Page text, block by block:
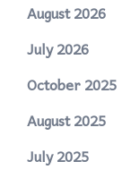
August 2026
July 2026
October 2025
August 2025
July 2025